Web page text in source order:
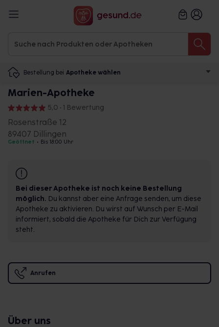
Bestellung bei Apotheke wählen
Marien-Apotheke
5,0 • 1 Bewertung
Rosenstraße 12
89407 Dillingen
Geöffnet • Bis 18:00 Uhr
Bei dieser Apotheke ist noch keine Bestellung
möglich. Du kannst aber eine Anfrage senden, um diese
Apotheke zu aktivieren. Du wirst auf Wunsch per E-Mail
informiert, sobald die Apotheke für Dich zur Verfügung
steht.
Anrufen
Über uns